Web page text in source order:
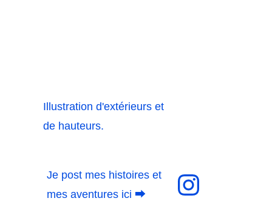
Je post mes histoires et
mes aventures ici ⮕
Illustration d'extérieurs et
de hauteurs.